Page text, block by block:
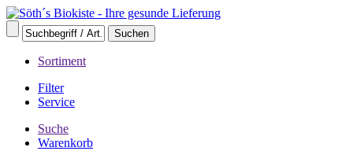
Sortiment
Filter
Service
Suche
Warenkorb